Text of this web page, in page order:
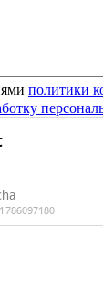
политики